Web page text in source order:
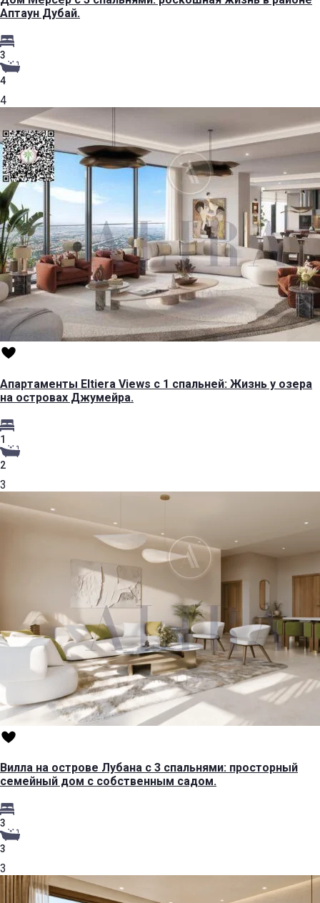
Аптаун Дубай.
3
4
4
Апартаменты Eltiera Views с 1 спальней: Жизнь у озера
на островах Джумейра.
1
2
3
Вилла на острове Лубана с 3 спальнями: просторный
семейный дом с собственным садом.
3
3
3